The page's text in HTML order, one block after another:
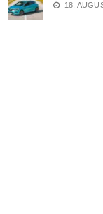
18.